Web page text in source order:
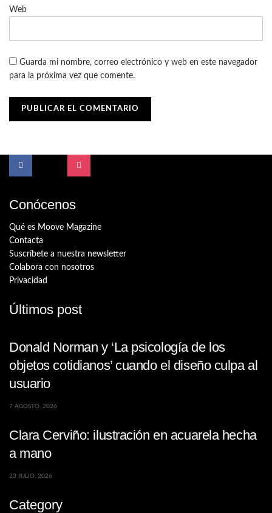
Web
Guarda mi nombre, correo electrónico y web en este navegador
para la próxima vez que comente.
Conócenos
Qué es Moove Magazine
Contacta
Suscríbete a nuestra newsletter
Colabora con nosotros
Privacidad
Últimos post
Donald Norman y ‘La psicología de los
objetos cotidianos’ cuando el diseño culpa al
usuario
7 AGOSTO, 2026
Clara Cerviño: ilustración en acuarela hecha
a mano
23 JULIO, 2026
Category